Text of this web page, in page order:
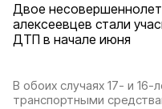
Двое
алексеевцев стали
ДТП в начале июня
В обоих случаях 17- и 16-
транспортными